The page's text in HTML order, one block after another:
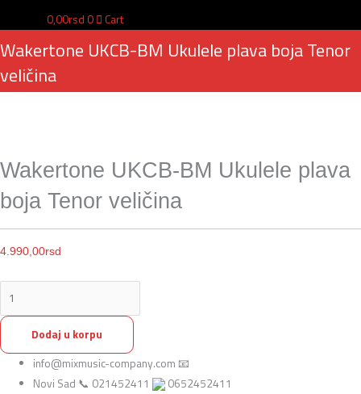
0,00rsd 0 Cart
Wakertone UKCB-BM Ukulele plava boja Tenor
veličina
Wakertone UKCB-BM Ukulele plava
boja Tenor veličina
4.990,00rsd
Dodaj u korpu
info@mixmusic-company.com 📧
Novi Sad 📞 021452411
0652452411